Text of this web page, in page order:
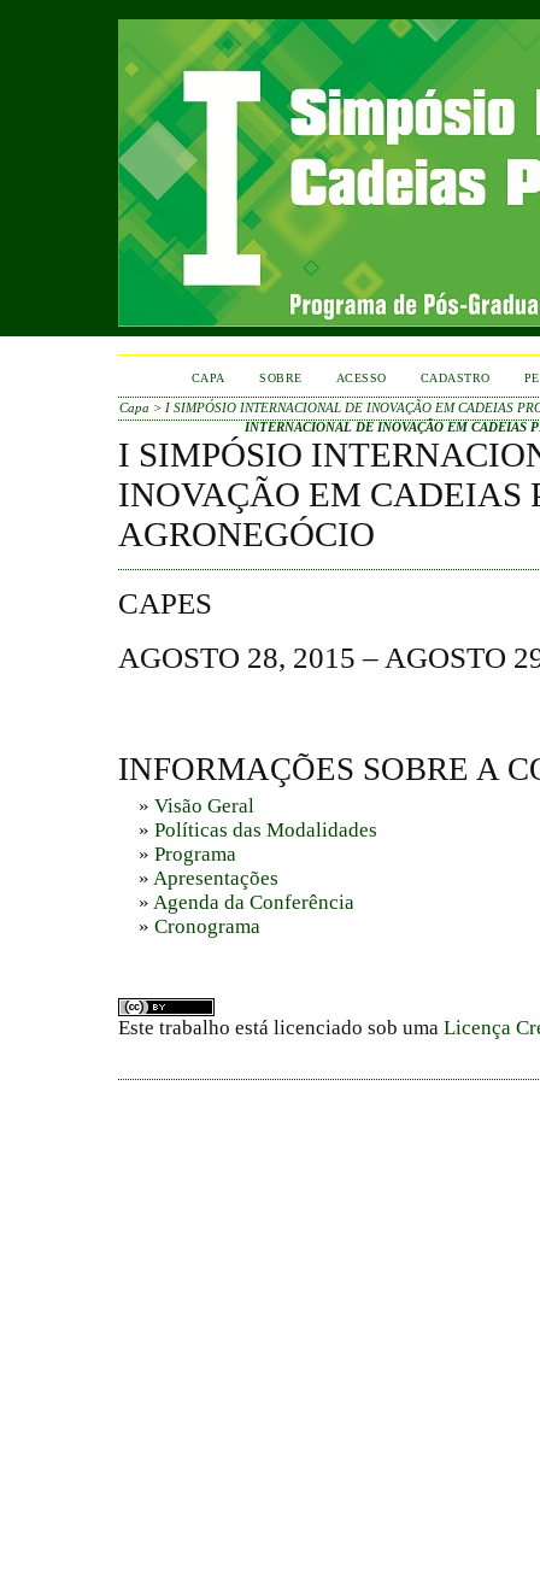
CAPA SOBRE ACESSO CADASTRO
Capa > I SIMPÓSIO INTERNACIONAL DE INOVAÇÃO EM CADEIAS
INTERNACIONAL DE INOVAÇÃO EM CADEIAS
I SIMPÓSIO
INOVAÇÃO EM CADEIAS
AGRONEGÓCIO
CAPES
AGOSTO 28, 2015 – AGOSTO
INFORMAÇÕES SOBRE A
» Visão Geral
» Políticas das Modalidades
» Programa
» Apresentações
» Agenda da Conferência
» Cronograma
Este trabalho está licenciado sob uma Licença